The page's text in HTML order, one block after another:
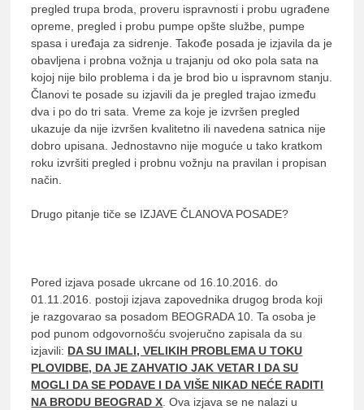
pregled trupa broda, proveru ispravnosti i probu ugrađene
opreme, pregled i probu pumpe opšte službe, pumpe
spasa i uređaja za sidrenje. Takođe posada je izjavila da je
obavljena i probna vožnja u trajanju od oko pola sata na
kojoj nije bilo problema i da je brod bio u ispravnom stanju.
Članovi te posade su izjavili da je pregled trajao između
dva i po do tri sata. Vreme za koje je izvršen pregled
ukazuje da nije izvršen kvalitetno ili navedena satnica nije
dobro upisana. Jednostavno nije moguće u tako kratkom
roku izvršiti pregled i probnu vožnju na pravilan i propisan
način.
Drugo pitanje tiče se IZJAVE ČLANOVA POSADE?
Pored izjava posade ukrcane od 16.10.2016. do
01.11.2016. postoji izjava zapovednika drugog broda koji
je razgovarao sa posadom BEOGRADA 10. Ta osoba je
pod punom odgovornošću svojeručno zapisala da su
izjavili: DA SU IMALI, VELIKIH PROBLEMA U TOKU
PLOVIDBE, DA JE ZAHVATIO JAK VETAR I DA SU
MOGLI DA SE PODAVE I DA VIŠE NIKAD NEĆE RADITI
NA BRODU BEOGRAD X . Ova izjava se ne nalazi u